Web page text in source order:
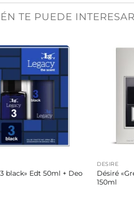
TE PUEDE INTERESAR
black» Edt 50ml + Deo
DESIRE
Désiré
150ml